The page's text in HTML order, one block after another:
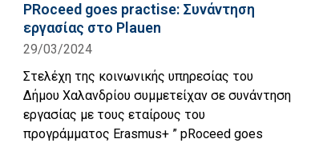
PRoceed goes practise: Συνάντηση
εργασίας στο Plauen
29/03/2024
Στελέχη της κοινωνικής υπηρεσίας του
Δήμου Χαλανδρίου συμμετείχαν σε συνάντηση
εργασίας με τους εταίρους του
προγράμματος Erasmus+ ” pRoceed goes